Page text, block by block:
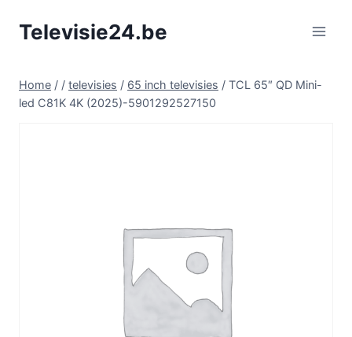
naarTelevisie24.be
Home / / televisies / 65 inch televisies / TCL 65″ QD Mini-
led C81K 4K (2025)-5901292527150